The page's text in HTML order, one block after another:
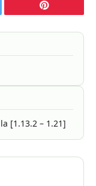
Pinterest
[1.13.2 – 1.21]